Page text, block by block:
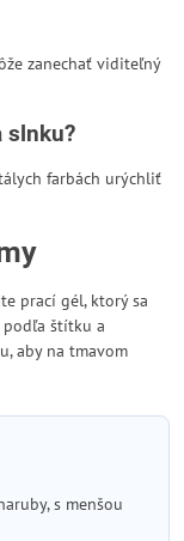
zanechať viditeľný
slnku?
farbách urýchliť
prací gél, ktorý sa
štítku a
aby na tmavom
s menšou